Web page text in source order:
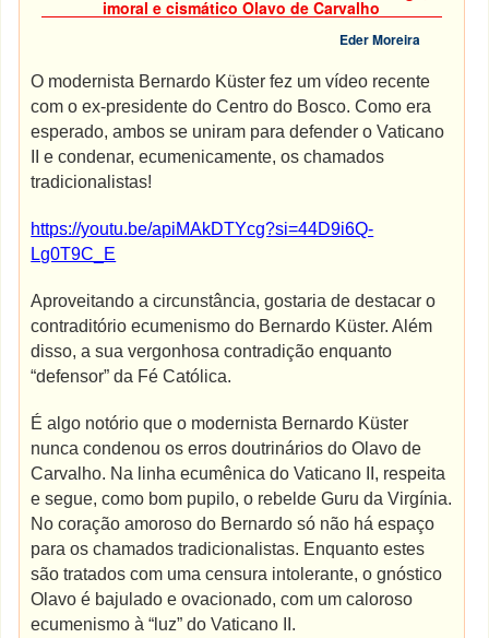
imoral e cismático Olavo de Carvalho
Eder Moreira
O modernista Bernardo Küster fez um vídeo recente
com o ex-presidente do Centro do Bosco. Como era
esperado, ambos se uniram para defender o Vaticano
II e condenar, ecumenicamente, os chamados
tradicionalistas!
https://youtu.be/apiMAkDTYcg?si=44D9i6Q-
Lg0T9C_E
Aproveitando a circunstância, gostaria de destacar o
contraditório ecumenismo do Bernardo Küster. Além
disso, a sua vergonhosa contradição enquanto
“defensor” da Fé Católica.
É algo notório que o modernista Bernardo Küster
nunca condenou os erros doutrinários do Olavo de
Carvalho. Na linha ecumênica do Vaticano II, respeita
e segue, como bom pupilo, o rebelde Guru da Virgínia.
No coração amoroso do Bernardo só não há espaço
para os chamados tradicionalistas. Enquanto estes
são tratados com uma censura intolerante, o gnóstico
Olavo é bajulado e ovacionado, com um caloroso
ecumenismo à “luz” do Vaticano II.